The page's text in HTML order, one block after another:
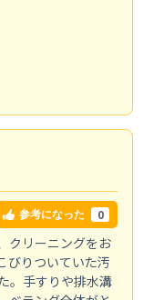
参考になった 0
クリーニングをお
びりついていた汚
。手すりや排水溝